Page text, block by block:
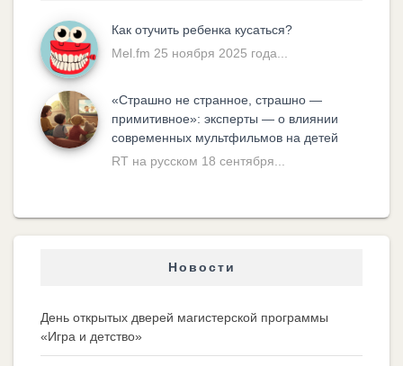
Как отучить ребенка кусаться?
Mel.fm 25 ноября 2025 года...
«Cтрашно не странное, страшно —
примитивное»: эксперты — о влиянии
современных мультфильмов на детей
RT на русском 18 сентября...
Новости
День открытых дверей магистерской программы
«Игра и детство»